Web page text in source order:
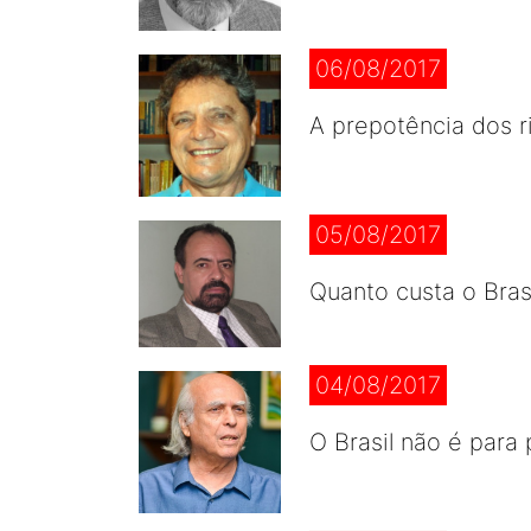
06/08/2017
A prepotência dos
05/08/2017
Quanto custa o
04/08/2017
O Brasil não é para